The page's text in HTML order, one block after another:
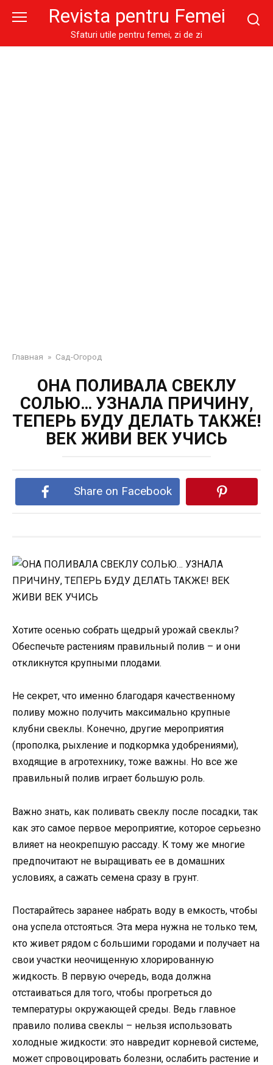
Revista pentru Femei
Sfaturi utile pentru femei, zi de zi
Главная » Сад-Огород
ОНА ПОЛИВАЛА СВЕКЛУ
СОЛЬЮ… УЗНАЛА ПРИЧИНУ,
ТЕПЕРЬ БУДУ ДЕЛАТЬ ТАКЖЕ!
ВЕК ЖИВИ ВЕК УЧИСЬ
Share on Facebook
Хотите осенью собрать щедрый урожай свеклы?
Обеспечьте растениям правильный полив – и они
откликнутся крупными плодами.
Не секрет, что именно благодаря качественному
поливу можно получить максимально крупные
клубни свеклы. Конечно, другие мероприятия
(прополка, рыхление и подкормка удобрениями),
входящие в агротехнику, тоже важны. Но все же
правильный полив играет большую роль.
Важно знать, как поливать свеклу после посадки, так
как это самое первое мероприятие, которое серьезно
влияет на неокрепшую рассаду. К тому же многие
предпочитают не выращивать ее в домашних
условиях, а сажать семена сразу в грунт.
Постарайтесь заранее набрать воду в емкость, чтобы
она успела отстояться. Эта мера нужна не только тем,
кто живет рядом с большими городами и получает на
свои участки неочищенную хлорированную
жидкость. В первую очередь, вода должна
отстаиваться для того, чтобы прогреться до
температуры окружающей среды. Ведь главное
правило полива свеклы – нельзя использовать
холодные жидкости: это навредит корневой системе,
может спровоцировать болезни, ослабить растение и